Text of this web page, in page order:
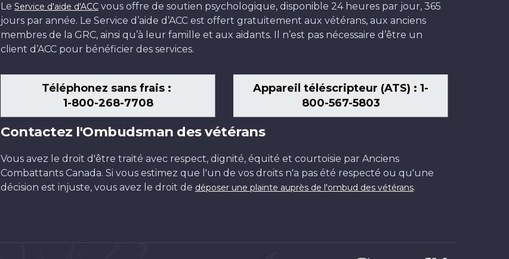
Le Service d'aide d'ACC vous offre de soutien psychologique, disponible 24 heures par jour, 365
jours par année. Le Service d’aide d’ACC est offert gratuitement aux vétérans, aux anciens
membres de la GRC, ainsi qu’à leur famille et aux aidants. Il n’est pas nécessaire d’être un
client d’ACC pour bénéficier des services.
Téléphonez sans frais :
1-800-268-7708
Appareil téléscripteur (ATS) : 1-
800-567-5803
Contactez l'Ombudsman des vétérans
Vous avez le droit d'être traité avec respect, dignité, équité et courtoisie par Anciens
Combattants Canada. Si vous estimez que l'un de vos droits n'a pas été respecté ou qu'une
décision est injuste, vous avez le droit de déposer une plainte auprès de l'ombud des vétérans.